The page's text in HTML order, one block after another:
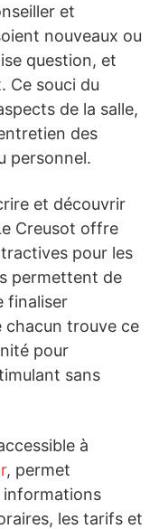
et
nouveaux ou
question, et
Ce souci du
de la salle,
des
personnel.
et découvrir
Creusot offre
pour les
permettent de
finaliser
chacun trouve ce
pour
sans
à
, permet
informations
les tarifs et